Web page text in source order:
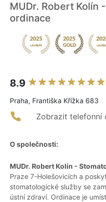
MUDr. Robert Kolín
ordinace
8.9
Praha, Františka Křížka 683
Zobrazit telefonní
O společnosti:
MUDr. Robert Kolín -
Praze 7-Holešovicích a
stomatologické služby se
ústní zdraví. Ordinace je